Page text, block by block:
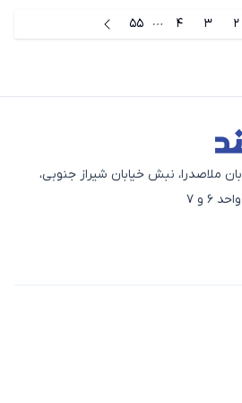
2
3
4 صفحه‌های بیشتر
55
صفحه بعد
ملاصدرا، نبش خیابان شیراز جنوبی،